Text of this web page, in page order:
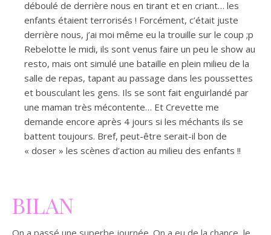
déboulé de derrière nous en tirant et en criant… les
enfants étaient terrorisés ! Forcément, c’était juste
derrière nous, j’ai moi même eu la trouille sur le coup ;p
Rebelotte le midi, ils sont venus faire un peu le show au
resto, mais ont simulé une bataille en plein milieu de la
salle de repas, tapant au passage dans les poussettes
et bousculant les gens. Ils se sont fait enguirlandé par
une maman très mécontente… Et Crevette me
demande encore après 4 jours si les méchants ils se
battent toujours. Bref, peut-être serait-il bon de
« doser » les scènes d’action au milieu des enfants !!
BILAN
On a passé une superbe journée. On a eu de la chance, le